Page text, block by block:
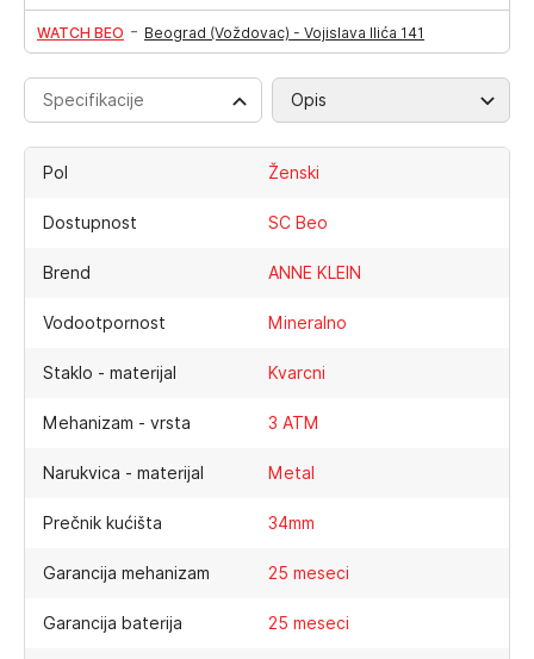
WATCH BEO - Beograd (Voždovac) - Vojislava Ilića 141
Specifikacije Opis
Pol Ženski
Dostupnost SC Beo
Brend ANNE KLEIN
Vodootpornost Mineralno
Staklo - materijal Kvarcni
Mehanizam - vrsta 3 ATM
Narukvica - materijal Metal
Prečnik kućišta 34mm
Garancija mehanizam 25 meseci
Garancija baterija 25 meseci